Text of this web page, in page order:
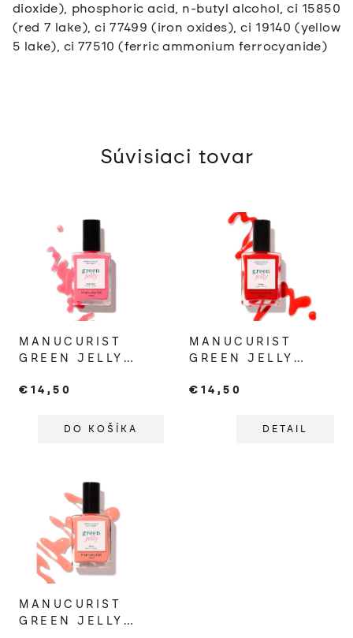
dioxide), phosphoric acid, n-butyl alcohol, ci 15850
(red 7 lake), ci 77499 (iron oxides), ci 19140 (yellow
5 lake), ci 77510 (ferric ammonium ferrocyanide)
Súvisiaci tovar
MANUCURIST
GREEN JELLY
€14,50
DO KOŠÍKA
MANUCURIST
GREEN JELLY
€14,50
DETAIL
MANUCURIST
GREEN JELLY